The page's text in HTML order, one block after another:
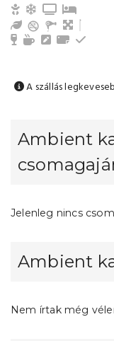
Gyerek- és bababarát
Légkondicionálás
TV
Kert / Udvar / Zöld
MinibarTea-/kávéfőző
ÍróasztalTörölközők
A szállás
Ambient
Jelenleg nincs
Ambient
Nem írtak még